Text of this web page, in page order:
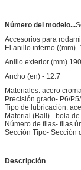
Número del modelo...
Accesorios para
El anillo interno ((mm)
Anillo exterior (mm)
Ancho (en) - 12.7
Materiales: acero
Precisión grado- P6/
Tipo de lubricación:
Material (Ball) - bola
Número de filas- filas
Sección Tipo- Sección
Descripción